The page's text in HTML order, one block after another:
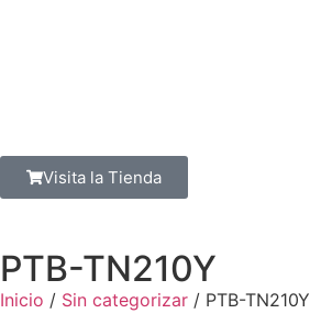
Visita la Tienda
PTB-TN210Y
Inicio / Sin categorizar / PTB-TN210Y